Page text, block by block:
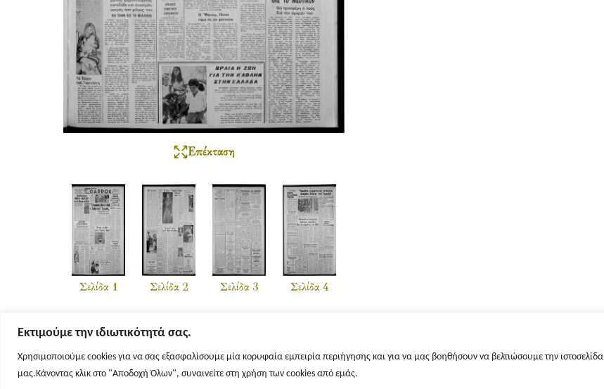
Εκτιμούμε την ιδιωτικότητά σας.
Χρησιμοποιούμε cookies για να σας εξασφαλίσουμε μία κορυφαία εμπειρία περιήγησης και για να μας βοηθήσουν να βελτιώσουμε την ιστοσελίδα
μας.Κάνοντας κλικ στο "Αποδοχή Όλων", συναινείτε στη χρήση των cookies από εμάς.
Επέκταση
Σελίδα 1 Σελίδα 2 Σελίδα 3 Σελίδα 4